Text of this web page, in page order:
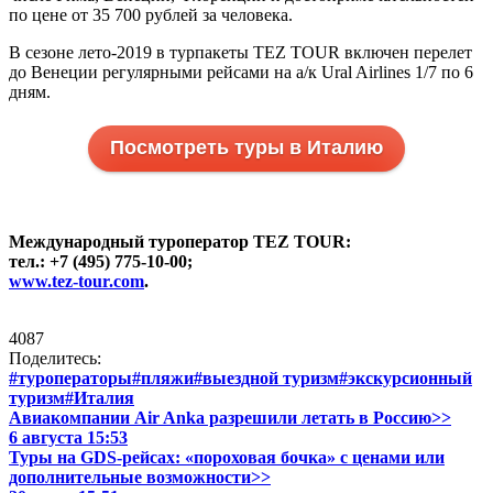
по цене от 35 700 рублей за человека.
В сезоне лето-2019 в турпакеты TEZ TOUR включен перелет
до Венеции регулярными рейсами на а/к Ural Airlines 1/7 по 6
дням.
Посмотреть туры в Италию
Международный туроператор TEZ TOUR:
тел.: +7 (495) 775-10-00;
www.tez-tour.com.
4087
Поделитесь:
#туроператоры#пляжи#выездной туризм#экскурсионный
туризм#Италия
Авиакомпании Air Anka разрешили летать в Россию>>
6 августа 15:53
Туры на GDS-рейсах: «пороховая бочка» с ценами или
дополнительные возможности>>